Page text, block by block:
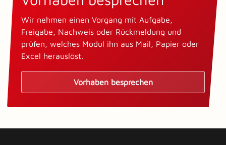
Wir nehmen einen Vorgang mit Aufgabe,
Freigabe, Nachweis oder Rückmeldung und
prüfen, welches Modul ihn aus Mail, Papier oder
Excel herauslöst.
Vorhaben besprechen